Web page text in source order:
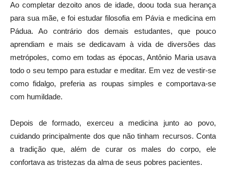
Ao completar dezoito anos de idade, doou toda sua herança
para sua mãe, e foi estudar filosofia em Pávia e medicina em
Pádua. Ao contrário dos demais estudantes, que pouco
aprendiam e mais se dedicavam à vida de diversões das
metrópoles, como em todas as épocas, Antônio Maria usava
todo o seu tempo para estudar e meditar. Em vez de vestir-se
como fidalgo, preferia as roupas simples e comportava-se
com humildade.
Depois de formado, exerceu a medicina junto ao povo,
cuidando principalmente dos que não tinham recursos. Conta
a tradição que, além de curar os males do corpo, ele
confortava as tristezas da alma de seus pobres pacientes.